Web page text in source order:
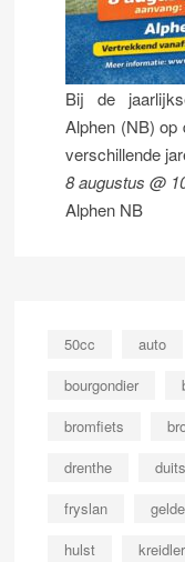
Bij de
Alphen (NB) op
verschillende
8 augustus @
Alphen NB
50cc auto
bourgondier
bromfiets
drenthe
fryslan
hulst
kreidler